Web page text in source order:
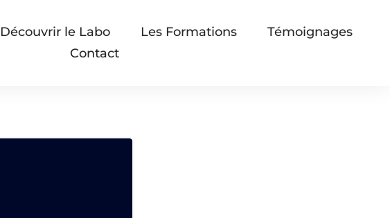
Découvrir le Labo Les Formations
Témoignages
Contact